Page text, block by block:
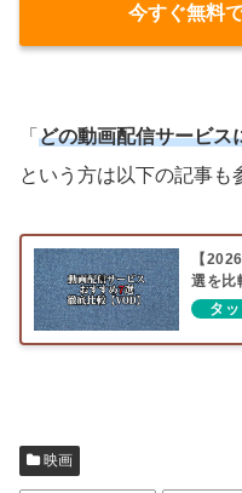
今すぐ無料
「 どの動画配信サービス
という方は以下の記事も
【
選を比
映画